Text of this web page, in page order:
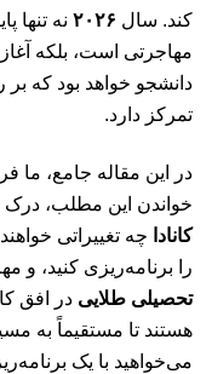
کند. سال ۲۰۲۶ نه تنها
مهاجرتی است، بلکه
دانشجو خواهد بود که بر
تمرکز دارد.
در این مقاله جامع، ما
خواندن این مطلب، درک
کانادا
را برنامه‌ریزی کنید، و
تحصیلی طلایی در افق
هستند تا مستقیماً به
می‌خواهید با یک